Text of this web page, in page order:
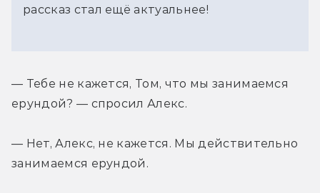
рассказ стал ещё актуальнее!
— Тебе не кажется, Том, что мы занимаемся
ерундой? — спросил Алекс.
— Нет, Алекс, не кажется. Мы действительно
занимаемся ерундой.